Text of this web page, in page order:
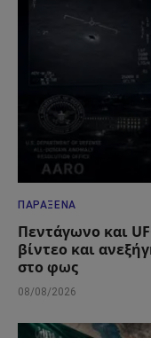
ΠΑΡΆΞΕΝΑ
Πεντάγωνο και
βίντεο και
στο φως
08/08/2026